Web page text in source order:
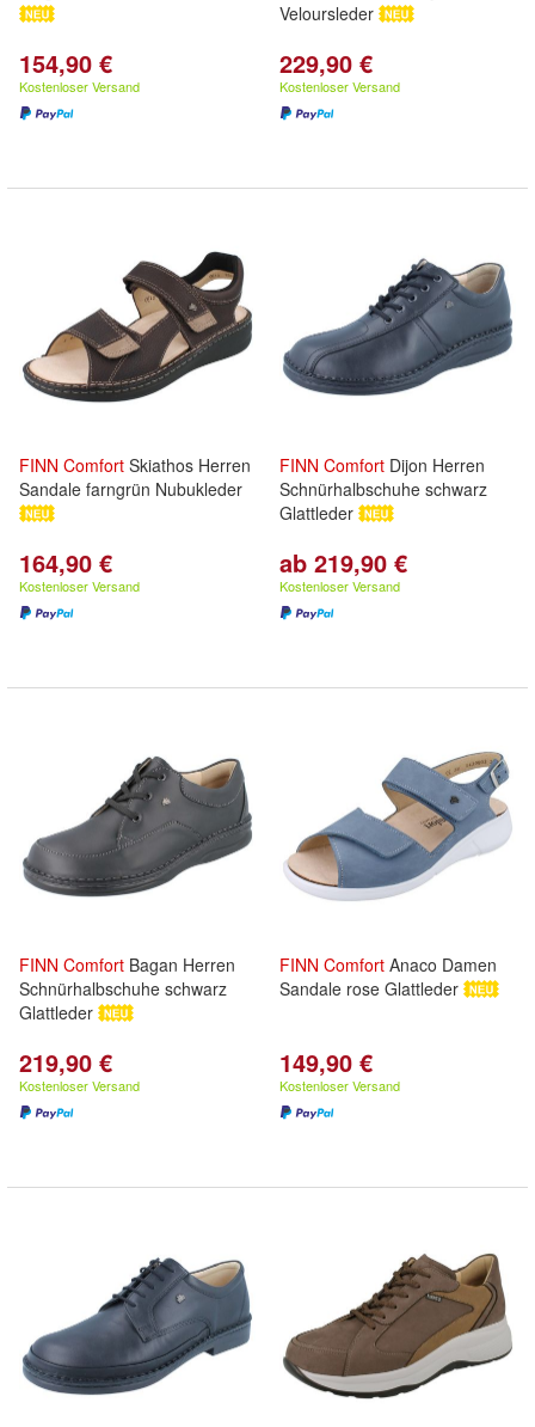
154,90 €
Kostenloser Versand
Veloursleder
229,90 €
Kostenloser Versand
FINN Comfort Skiathos Herren
Sandale farngrün Nubukleder
164,90 €
Kostenloser Versand
FINN Comfort Dijon Herren
Schnürhalbschuhe schwarz
Glattleder
ab 219,90 €
Kostenloser Versand
FINN Comfort Bagan Herren
Schnürhalbschuhe schwarz
Glattleder
219,90 €
Kostenloser Versand
FINN Comfort Anaco Damen
Sandale rose Glattleder
149,90 €
Kostenloser Versand